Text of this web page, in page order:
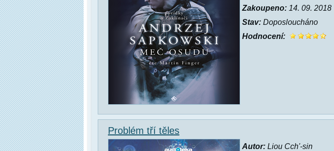
Zakoupeno: 14. 09. 2018
Stav: Doposloucháno
Hodnocení:
Problém tří těles
Autor: Liou Cch'-sin